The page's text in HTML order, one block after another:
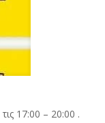
17:00 – 20:00 .